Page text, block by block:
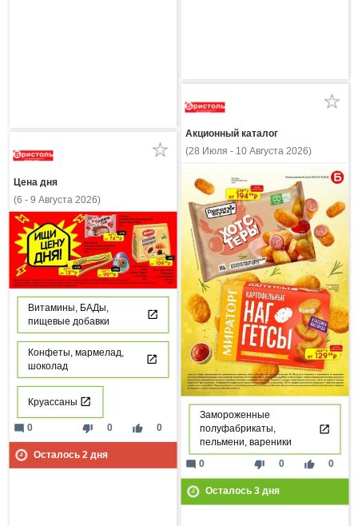
Акционный каталог
(28 Июля - 10 Августа 2026)
Замороженные
полуфабрикаты,
пельмени, вареники
thumb_down 0 thumb_up 0
mode_comment 0
Осталось 3дня
Цена дня
(6 - 9 Августа 2026)
Витамины, БАДы,
пищевые добавки
Конфеты, мармелад,
шоколад
Круассаны
thumb_down 0 thumb_up 0
mode_comment 0
Осталось 2дня